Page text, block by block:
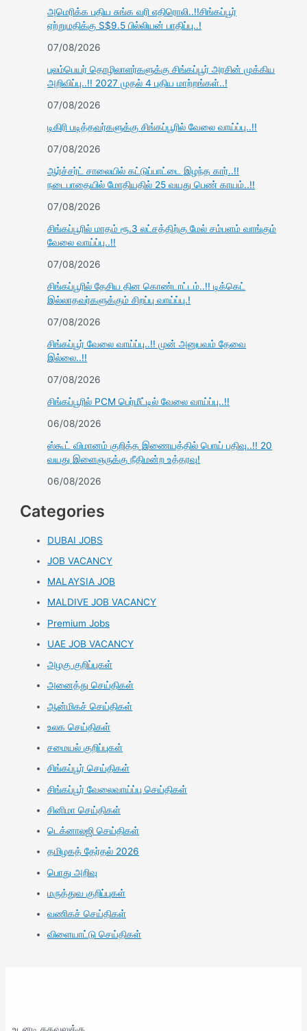
அமெரிக்க புதிய சுங்க வரி எதிரொலி..!!சிங்கப்பூர்
ஏற்றுமதிக்கு S$9.5 பில்லியன் பாதிப்பு..!
07/08/2026
புலம்பெயர் தொழிலாளர்களுக்கு சிங்கப்பூர் அரசின் முக்கிய
அறிவிப்பு..!! 2027 முதல் 4 புதிய மாற்றங்கள்..!
07/08/2026
டிகிரி படித்தவர்களுக்கு சிங்கப்பூரில் வேலை வாய்ப்பு..!!
07/08/2026
ஆர்ச்சர்ட் சாலையில் கட்டுப்பாட்டை இழந்த கார்..!!
நடைபாதையில் மோதியதில் 25 வயது பெண் காயம்..!!
07/08/2026
சிங்கப்பூரில் மாதம் ரூ.3 லட்சத்திற்கு மேல் சம்பளம் வாங்கும்
வேலை வாய்ப்பு..!!
07/08/2026
சிங்கப்பூரில் தேசிய தின கொண்டாட்டம்..!! டிக்கெட்
இல்லாதவர்களுக்கும் சிறப்பு வாய்ப்பு.!
07/08/2026
சிங்கப்பூர் வேலை வாய்ப்பு..!! முன் அனுபவம் தேவை
இல்லை..!!
07/08/2026
சிங்கப்பூரில் PCM பெர்மீட்டில் வேலை வாய்ப்பு..!!
06/08/2026
ஸ்கூட் விமானம் குறித்த இணையத்தில் பொய் பதிவு..!! 20
வயது இளைஞருக்கு நீதிமன்ற உத்தரவு!
06/08/2026
Categories
DUBAI JOBS
JOB VACANCY
MALAYSIA JOB
MALDIVE JOB VACANCY
Premium Jobs
UAE JOB VACANCY
அழகு குறிப்புகள்
அனைத்து செய்திகள்
ஆன்மிகச் செய்திகள்
உலக செய்திகள்
சமையல் குறிப்புகள்
சிங்கப்பூர் செய்திகள்
சிங்கப்பூர் வேலைவாய்ப்பு செய்திகள்
சினிமா செய்திகள்
டெக்னாலஜி செய்திகள்
தமிழகத் தேர்தல் 2026
பொது அறிவு
மருத்துவ குறிப்புகள்
வணிகச் செய்திகள்
விளையாட்டு செய்திகள்